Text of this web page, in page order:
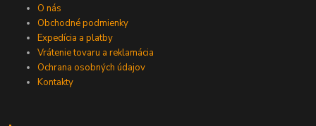
O nás
Obchodné podmienky
Expedícia a platby
Vrátenie tovaru a reklamácia
Ochrana osobných údajov
Kontakty